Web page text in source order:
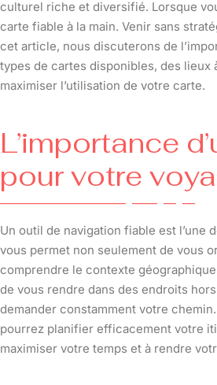
culturel riche et diversifié. Lorsque
carte fiable à la main. Venir sans
cet article, nous discuterons de
types de cartes disponibles, des lieux
maximiser l’utilisation de votre carte.
L’importance
pour votre
Un outil de navigation fiable est l’une
vous permet non seulement de vous
comprendre le contexte
de vous rendre dans des endroits
demander constamment votre
pourrez planifier efficacement votre
maximiser votre temps et à rendre